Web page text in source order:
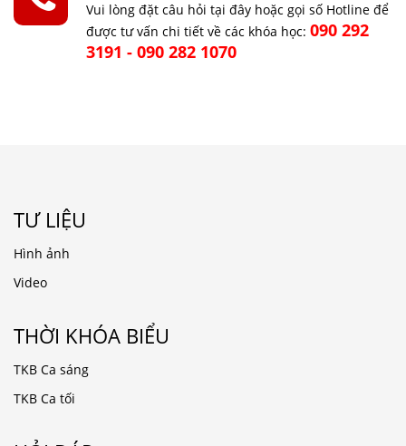
Vui lòng đặt câu hỏi tại đây hoặc gọi số Hotline để
được tư vấn chi tiết về các khóa học: 090 292
3191 - 090 282 1070
TƯ LIỆU
Hình ảnh
Video
THỜI KHÓA BIỂU
TKB Ca sáng
TKB Ca tối